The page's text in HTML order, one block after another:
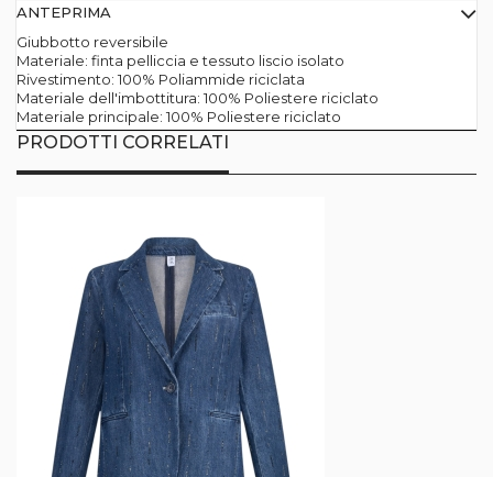
ANTEPRIMA
Giubbotto reversibile
Materiale: finta pelliccia e tessuto liscio isolato
Rivestimento: 100% Poliammide riciclata
Materiale dell'imbottitura: 100% Poliestere riciclato
Materiale principale: 100% Poliestere riciclato
PRODOTTI CORRELATI